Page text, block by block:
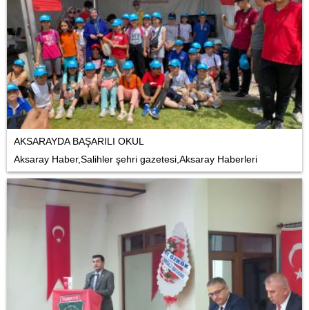
AKSARAYDA BAŞARILI OKUL
Aksaray Haber,Salihler şehri gazetesi,Aksaray Haberleri